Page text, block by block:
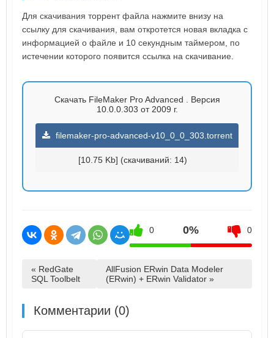
Для скачивания торрент файла нажмите внизу на
ссылку для скачивания, вам откротется новая вкладка с
информацией о файле и 10 секундным таймером, по
истечении которого появится ссылка на скачивание.
Скачать FileMaker Pro Advanced . Версия
10.0.0.303 от 2009 г.
filemaker-pro-advanced-v10_0_0_303.torrent
[10.75 Kb] (cкачиваний: 14)
0 0% 0
« RedGate
SQL Toolbelt
AllFusion ERwin Data Modeler
(ERwin) + ERwin Validator »
Комментарии (0)